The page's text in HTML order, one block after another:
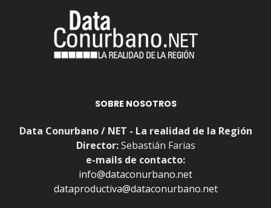
SOBRE NOSOTROS
Data Conurbano / NET - La realidad de la Región
Director:Sebastián Farias
e-mails de contacto:
info@dataconurbano.net
dataproductiva@dataconurbano.net